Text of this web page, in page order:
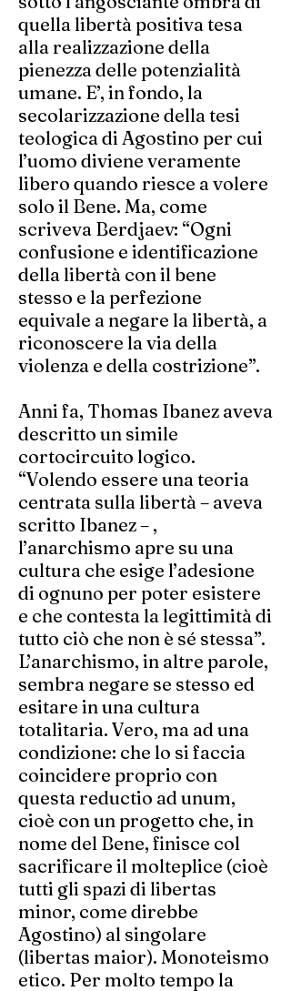
quella libertà positiva tesa
alla realizzazione della
pienezza delle potenzialità
umane. E’, in fondo, la
secolarizzazione della tesi
teologica di Agostino per cui
l’uomo diviene veramente
libero quando riesce a volere
solo il Bene. Ma, come
scriveva Berdjaev: “Ogni
confusione e identificazione
della libertà con il bene
stesso e la perfezione
equivale a negare la libertà, a
riconoscere la via della
violenza e della costrizione”.
Anni fa, Thomas Ibanez aveva
descritto un simile
cortocircuito logico.
“Volendo essere una teoria
centrata sulla libertà – aveva
scritto Ibanez – ,
l’anarchismo apre su una
cultura che esige l’adesione
di ognuno per poter esistere
e che contesta la legittimità di
tutto ciò che non è sé stessa”.
L’anarchismo, in altre parole,
sembra negare se stesso ed
esitare in una cultura
totalitaria. Vero, ma ad una
condizione: che lo si faccia
coincidere proprio con
questa reductio ad unum,
cioè con un progetto che, in
nome del Bene, finisce col
sacrificare il molteplice (cioè
tutti gli spazi di libertas
minor, come direbbe
Agostino) al singolare
(libertas maior). Monoteismo
etico. Per molto tempo la